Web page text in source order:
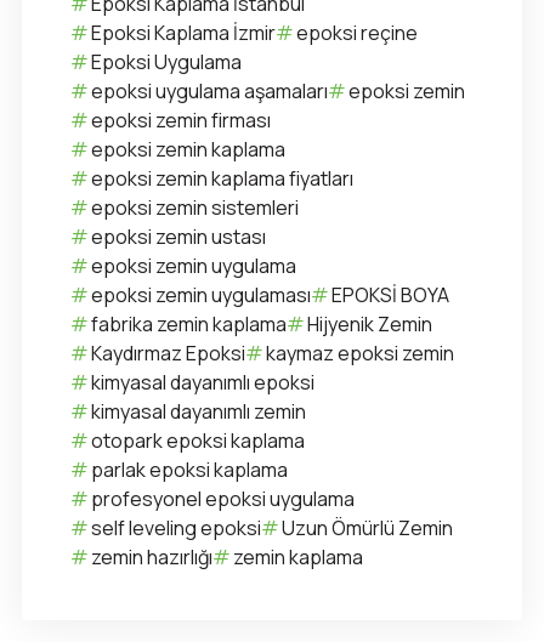
Epoksi Kaplama İzmir
epoksi reçine
Epoksi Uygulama
epoksi uygulama aşamaları
epoksi zemin
epoksi zemin firması
epoksi zemin kaplama
epoksi zemin kaplama fiyatları
epoksi zemin sistemleri
epoksi zemin ustası
epoksi zemin uygulama
epoksi zemin uygulaması
EPOKSİ BOYA
fabrika zemin kaplama
Hijyenik Zemin
Kaydırmaz Epoksi
kaymaz epoksi zemin
kimyasal dayanımlı epoksi
kimyasal dayanımlı zemin
otopark epoksi kaplama
parlak epoksi kaplama
profesyonel epoksi uygulama
self leveling epoksi
Uzun Ömürlü Zemin
zemin hazırlığı
zemin kaplama